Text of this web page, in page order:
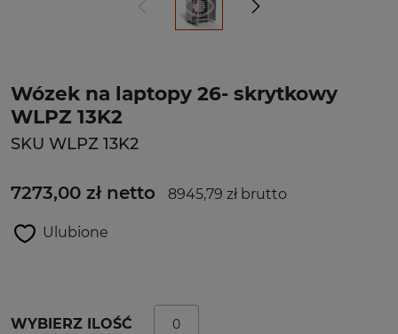
Wózek na laptopy 26- skrytkowy
WLPZ 13K2
SKU WLPZ 13K2
7273,00 zł netto 8945,79 zł brutto
Ulubione
WYBIERZ ILOŚĆ